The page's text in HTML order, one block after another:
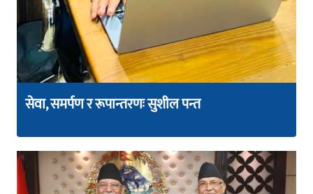
सेवा, समर्पण र रूपान्तरणः सुशील पन्त